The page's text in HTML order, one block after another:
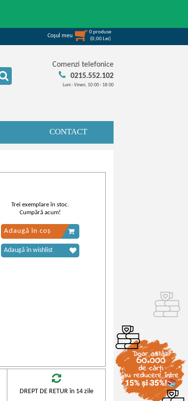
Coşul meu
0produse
(0,00 Lei)
Comenzi telefonice
0215.552.102
Luni - Vineri, 10:00 - 18:00
CONTACT
Trei exemplare în stoc.
Cumpără acum!
Adaugă în coș
Adaugă în wishlist
DREPT DE RETUR în 14 zile